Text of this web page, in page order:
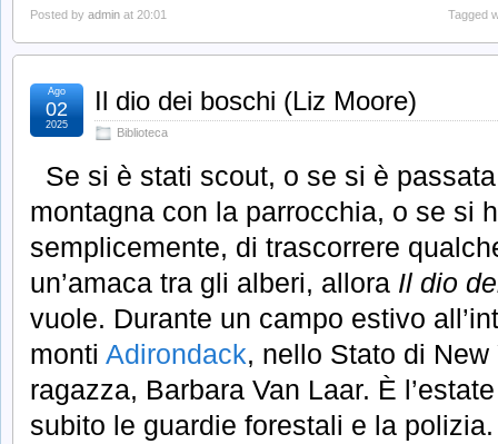
Posted by admin at 20:01 Tagged
Il dio dei boschi (Liz Moore)
Biblioteca
Ago
02
2025
Se si è stati scout, o se si è
montagna con la parrocchia, o se si
semplicemente, di trascorrere
un’amaca tra gli alberi, allora Il dio
vuole. Durante un campo estivo
monti Adirondack, nello Stato di
ragazza, Barbara Van Laar. È
subito le guardie forestali e la